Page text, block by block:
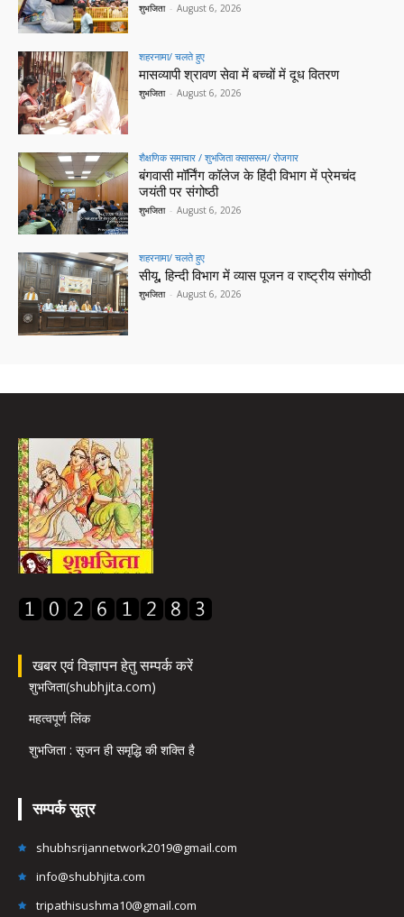
शुभजिता - August 6, 2026
शहरनामा/ चलते हुए
मासव्यापी श्रावण सेवा में बच्चों में दूध वितरण
शुभजिता - August 6, 2026
शैक्षणिक समाचार / शुभजिता क्सासरूम/ रोजगार
बंगवासी मॉर्निंग कॉलेज के हिंदी विभाग में प्रेमचंद
जयंती पर संगोष्ठी
शुभजिता - August 6, 2026
शहरनामा/ चलते हुए
सीयू, हिन्दी विभाग में व्यास पूजन व राष्ट्रीय संगोष्ठी
शुभजिता - August 6, 2026
खबर एवं विज्ञापन हेतु सम्पर्क करें
शुभजिता(shubhjita.com)
महत्वपूर्ण लिंक
शुभजिता : सृजन ही समृद्धि की शक्ति है
सम्पर्क सूत्र
shubhsrijannetwork2019@gmail.com
info@shubhjita.com
tripathisushma10@gmail.com